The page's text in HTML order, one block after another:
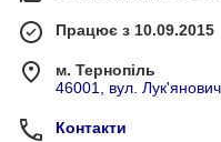
Працює з 10.09.2015
м. Тернопіль
46001, вул.
Контакти